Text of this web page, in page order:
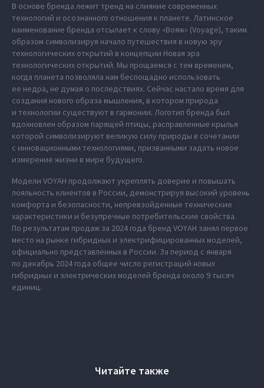
В основе бренда лежит тренд на слияние современных
технологий и осознанного отношения к планете. Латинское
наименование бренда отсылает к слову «Вояж» (Voyage), таким
образом символизируя начало путешествия в новую эру
технологических открытий в концепции Новая эра
технологических открытий. Мы прощаемся с тем временем,
когда планета позволяла нам беспощадно использовать
ее недра, не думая о последствиях. Сейчас настало время для
создания нового образа мышления, в котором природа
и технологии существуют в гармонии. Логотип бренда был
вдохновлен образом парящей птицы, расправленные крылья
которой символизируют великую силу природы в сочетании
с инновационными технологиями, призванными задать новое
измерение жизни в мире будущего.
Модели VOYAH продолжают укреплять доверие и повышать
лояльность клиентов в России, демонстрируя высокий уровень
комфорта и безопасности, непревзойденные технические
характеристики и безупречные потребительские свойства.
По результатам продаж за 2024 года бренд VOYAH занял первое
место на рынке гибридных и электрифицированных моделей,
официально представленных в России. За период с января
по декабрь 2024 года общее число регистраций новых
гибридных и электрических моделей бренда около 9 тысяч
единиц.
Читайте также